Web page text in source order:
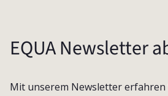
EQUA Newsletter
Mit unserem Newsletter